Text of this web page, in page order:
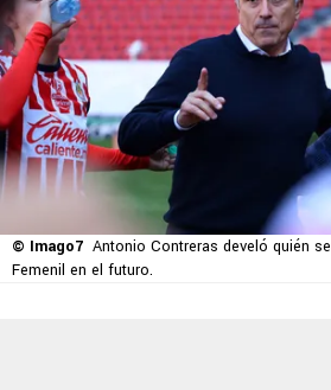
© Imago7 Antonio Contreras develó quién
Femenil en el futuro.